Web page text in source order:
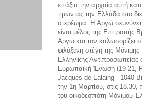
επάξια την αρχαία αυτή
τιμώντας την Ελλάδα στο
στερέωμα. Η Αργώ
είναι μέλος της Επιτροπής
Αργώ και τον καλωσορίζει
φιλόξενη στέγη της Μόνιμης
Ελληνικής Αντιπροσωπείας
Ευρωπαϊκή Ένωση (19-21,
Jacques de Lalaing - 1040
την 1η Μαρτίου, στις 18.30,
του οικοδεσπότη Μόνιμου